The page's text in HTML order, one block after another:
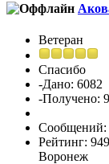
Ветеран
Спасибо
-Дано: 6082
-Получено:
Сообщений:
Рейтинг:
Воронеж